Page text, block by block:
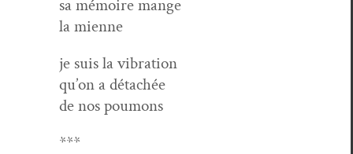
sa mémoire mange
la mienne
je suis la vibration
qu’on a détachée
de nos poumons
***